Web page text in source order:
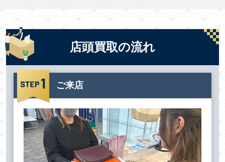
店頭買取の流れ
ご来店